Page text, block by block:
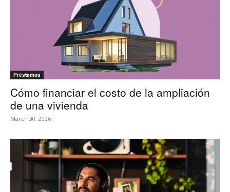
Préstamos
Cómo financiar el costo de la ampliación
de una vivienda
March 30, 2026